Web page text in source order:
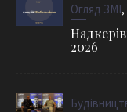
Огляд ЗМІ,
2026